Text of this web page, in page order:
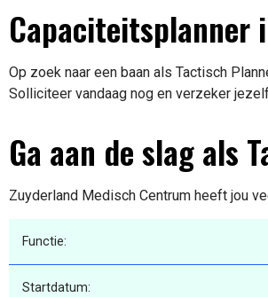
Capaciteitsplanner
Op zoek naar een baan als Tactisch
Solliciteer vandaag nog en verzeker
Ga aan de slag als
Zuyderland Medisch Centrum heeft jou
Functie:
Startdatum: